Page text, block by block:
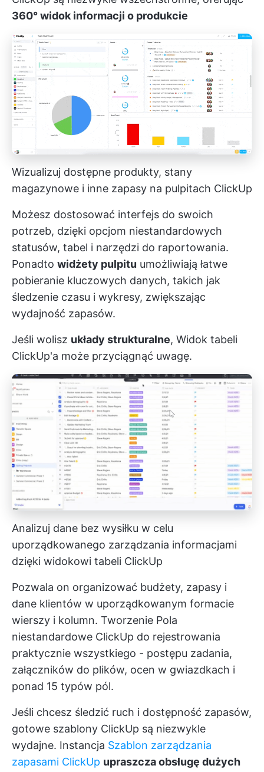
360° widok informacji o produkcie
Wizualizuj dostępne produkty, stany
magazynowe i inne zapasy na pulpitach ClickUp
Możesz dostosować interfejs do swoich
potrzeb, dzięki opcjom niestandardowych
statusów, tabel i narzędzi do raportowania.
Ponadto widżety pulpitu umożliwiają łatwe
pobieranie kluczowych danych, takich jak
śledzenie czasu i wykresy, zwiększając
wydajność zapasów.
Jeśli wolisz układy strukturalne, Widok tabeli
ClickUp'a może przyciągnąć uwagę.
Analizuj dane bez wysiłku w celu
uporządkowanego zarządzania informacjami
dzięki widokowi tabeli ClickUp
Pozwala on organizować budżety, zapasy i
dane klientów w uporządkowanym formacie
wierszy i kolumn. Tworzenie Pola
niestandardowe ClickUp do rejestrowania
praktycznie wszystkiego - postępu zadania,
załączników do plików, ocen w gwiazdkach i
ponad 15 typów pól.
Jeśli chcesz śledzić ruch i dostępność zapasów,
gotowe szablony ClickUp są niezwykle
wydajne. Instancja Szablon zarządzania
zapasami ClickUp upraszcza obsługę dużych